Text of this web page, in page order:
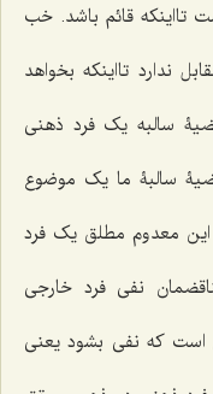
تااینکه قائم باشد. خب
ندارد تااینکه بخواهد
سالبه یک فرد ذهنی
سالبۀ ما یک موضوع
معدوم مطلق یک فرد
نفی فرد خارجی
است که نفی بشود یعنی